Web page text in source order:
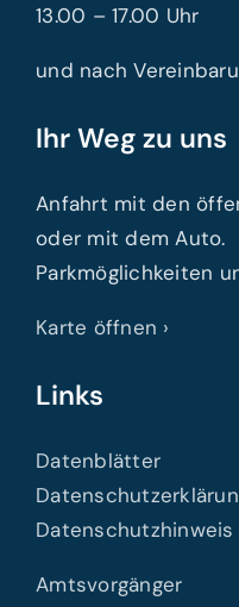
13.00 – 17.00 Uhr
und nach
Ihr Weg zu uns
Anfahrt mit den
oder mit dem Auto.
Parkmöglichkeiten
Karte öffnen ›
Links
Datenblätter
Datenschutzhinweis
Amtsvorgänger